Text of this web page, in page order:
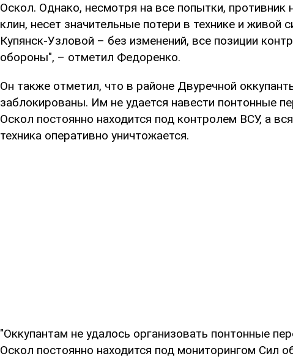
Оскол. Однако, несмотря на все попытки, противник
клин, несет значительные потери в технике и живой
Купянск-Узловой – без изменений, все позиции
обороны", – отметил Федоренко.
Он также отметил, что в районе Двуречной
заблокированы. Им не удается навести понтонные
Оскол постоянно находится под контролем ВСУ, а
техника оперативно уничтожается.
"Оккупантам не удалось организовать понтонные
Оскол постоянно находится под мониторингом Сил